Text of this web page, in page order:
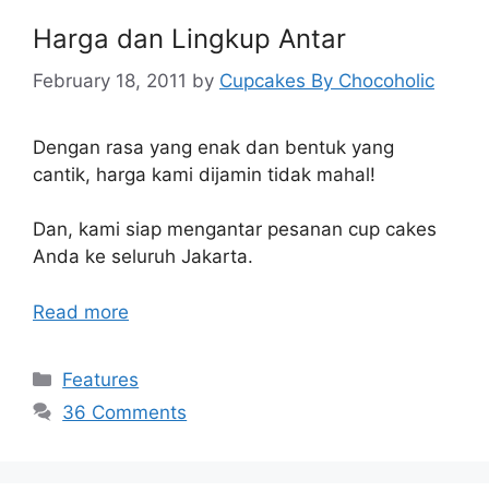
Harga dan Lingkup Antar
February 18, 2011 by Cupcakes By Chocoholic
Dengan rasa yang enak dan bentuk yang
cantik, harga kami dijamin tidak mahal!
Dan, kami siap mengantar pesanan cup cakes
Anda ke seluruh Jakarta.
Read more
Categories
Features
36 Comments